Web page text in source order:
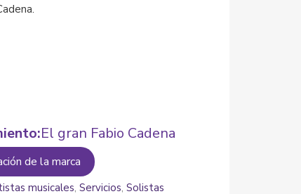
El gran Fabio Cadena
de la marca
musicales,Servicios,Solistas